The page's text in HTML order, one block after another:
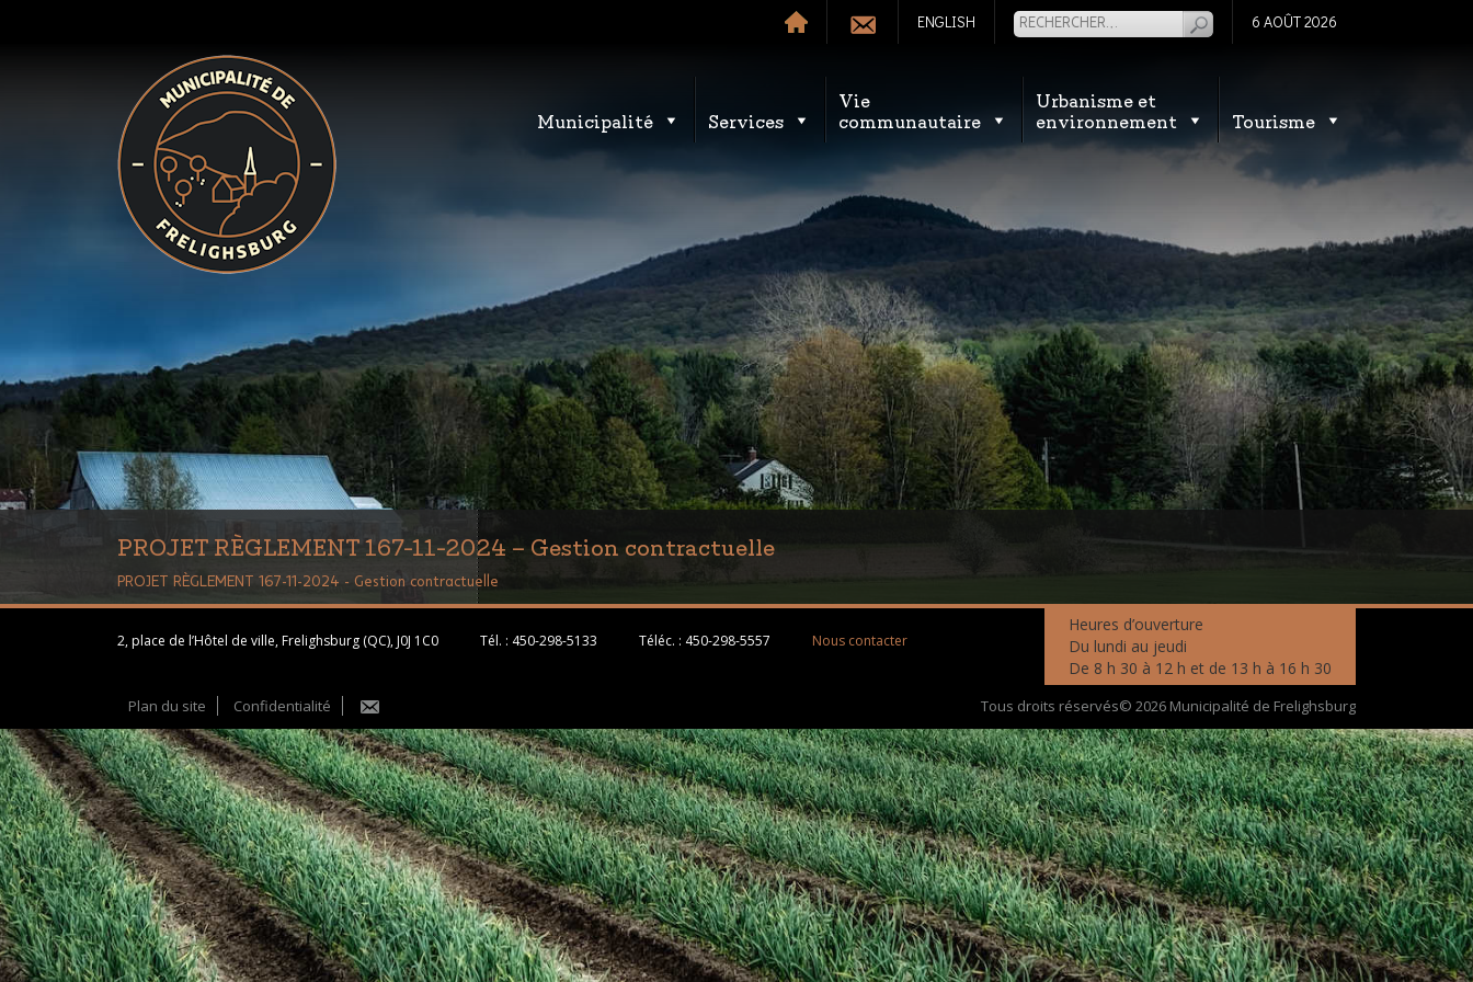
ENGLISH 6 AOÛT 2026
Municipalité Services
Vie
communautaire
Urbanisme et
environnement
Tourisme
PROJET RÈGLEMENT 167-11-2024 – Gestion contractuelle
PROJET RÈGLEMENT 167-11-2024 - Gestion contractuelle
2, place de l’Hôtel de ville, Frelighsburg (QC), J0J 1C0 Tél. : 450-298-5133 Téléc. : 450-298-5557 Nous contacter
Heures d’ouverture
Du lundi au jeudi
De 8 h 30 à 12 h et de 13 h à 16 h 30
Plan du site Confidentialité Tous droits réservés© 2026 Municipalité de Frelighsburg